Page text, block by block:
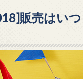
販売はい